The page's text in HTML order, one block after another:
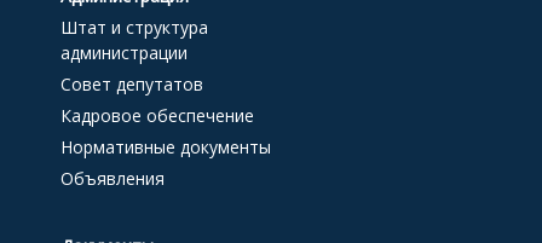
Штат и структура
администрации
Совет депутатов
Кадровое обеспечение
Нормативные документы
Объявления